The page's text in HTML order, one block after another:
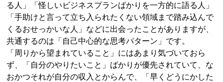
る人」「怪しいビジネスプランばかりを一方的に語る人」
「手助けと言って立ち入られたくない領域まで踏み込んで
くるおせっかいな人」などに出会ったことがありますが、
共通するのは「自己中心的な思考パターン」です。
「周りから望まれていること」にはあまり気づいておら
ず、「自分のやりたいこと」ばかりが優先されていて、な
おかつそれが自分の収入とからんで、「早くどうにかした